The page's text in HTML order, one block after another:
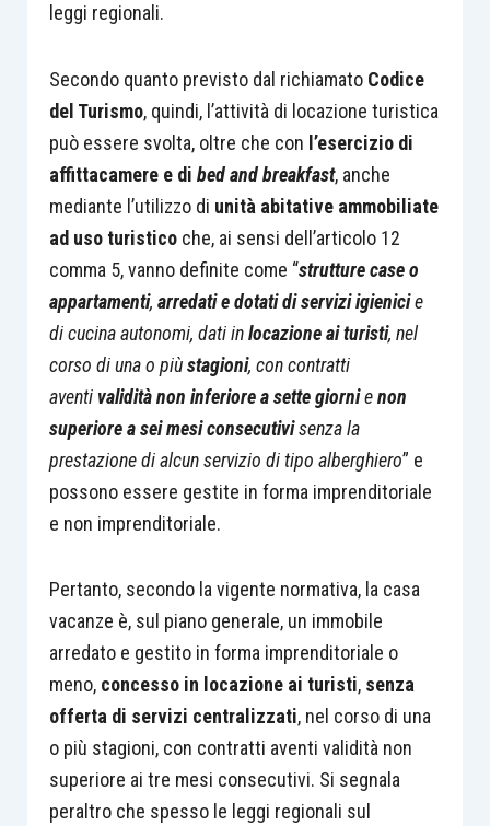
leggi regionali.
Secondo quanto previsto dal richiamato Codice
del Turismo, quindi, l’attività di locazione turistica
può essere svolta, oltre che con l’esercizio di
affittacamere e di bed and breakfast, anche
mediante l’utilizzo di unità abitative ammobiliate
ad uso turisticoche, ai sensi dell’articolo 12
comma 5, vanno definite come “strutture case o
appartamenti, arredati e dotati di servizi igienicie
di cucina autonomi, dati inlocazione ai turisti, nel
corso di una o piùstagioni, con contratti
aventi validità non inferiore a sette giornienon
superiore a sei mesi consecutivisenza la
prestazione di alcun servizio di tipo alberghiero” e
possono essere gestite in forma imprenditoriale
e non imprenditoriale.
Pertanto, secondo la vigente normativa, la casa
vacanze è, sul piano generale, un immobile
arredato e gestito in forma imprenditoriale o
meno, concesso in locazione ai turisti, senza
offerta di servizi centralizzati, nel corso di una
o più stagioni, con contratti aventi validità non
superiore ai tre mesi consecutivi. Si segnala
peraltro che spesso le leggi regionali sul